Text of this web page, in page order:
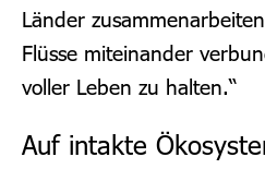
Länder
Flüsse miteinander
voller Leben zu halten.“
Auf intakte